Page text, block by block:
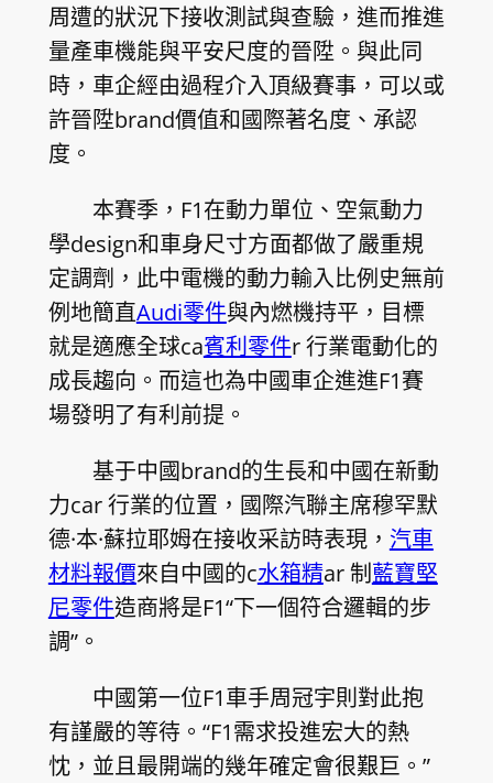
周遭的狀況下接收測試與查驗，進而推進
量產車機能與平安尺度的晉陞。與此同
時，車企經由過程介入頂級賽事，可以或
許晉陞brand價值和國際著名度、承認
度。
本賽季，F1在動力單位、空氣動力
學design和車身尺寸方面都做了嚴重規
定調劑，此中電機的動力輸入比例史無前
例地簡直Audi零件與內燃機持平，目標
就是適應全球ca賓利零件r 行業電動化的
成長趨向。而這也為中國車企進進F1賽
場發明了有利前提。
基于中國brand的生長和中國在新動
力car 行業的位置，國際汽聯主席穆罕默
德·本·蘇拉耶姆在接收采訪時表現， 汽車
材料報價來自中國的c水箱精ar 制 藍寶堅
尼零件造商將是F1“下一個符合邏輯的步
調”。
中國第一位F1車手周冠宇則對此抱
有謹嚴的等待。“F1需求投進宏大的熱
忱，並且最開端的幾年確定會很艱巨。”